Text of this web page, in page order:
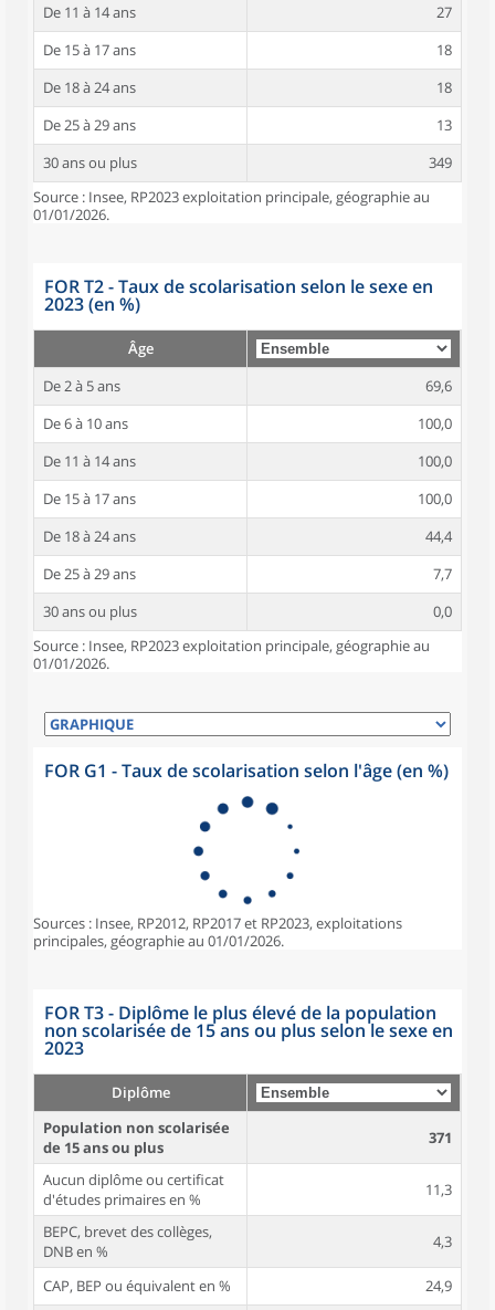
De 11 à 14 ans
27
De 15 à 17 ans
18
De 18 à 24 ans
18
De 25 à 29 ans
13
30 ans ou plus
349
Source : Insee, RP2023 exploitation principale, géographie au
01/01/2026.
FOR T2 - Taux de scolarisation selon le sexe en
2023 (en %)
Âge
De 2 à 5 ans
69,6
De 6 à 10 ans
100,0
De 11 à 14 ans
100,0
De 15 à 17 ans
100,0
De 18 à 24 ans
44,4
De 25 à 29 ans
7,7
30 ans ou plus
0,0
Source : Insee, RP2023 exploitation principale, géographie au
01/01/2026.
FOR G1 - Taux de scolarisation selon l'âge (en %)
Sources : Insee, RP2012, RP2017 et RP2023, exploitations
principales, géographie au 01/01/2026.
FOR T3 - Diplôme le plus élevé de la population
non scolarisée de 15 ans ou plus selon le sexe en
2023
Diplôme
Population non scolarisée
de 15 ans ou plus
371
Aucun diplôme ou certificat
d'études primaires en %
11,3
BEPC, brevet des collèges,
DNB en %
4,3
CAP, BEP ou équivalent en %
24,9